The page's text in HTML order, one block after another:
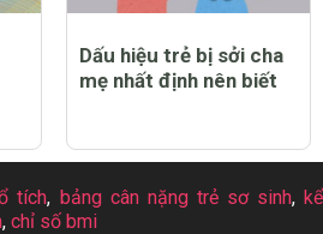
Dấu hiệu trẻ bị sởi cha
mẹ nhất định nên biết
tích, bảng cân nặng trẻ sơ sinh,kể
, chỉ số bmi